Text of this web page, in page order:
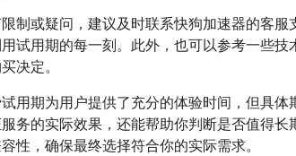
制或疑问，建议及时联系快狗加速器的客
试用期的每一刻。此外，也可以参考一些
决定。
用期为用户提供了充分的体验时间，但具
务的实际效果，还能帮助你判断是否值得
性，确保最终选择符合你的实际需求。